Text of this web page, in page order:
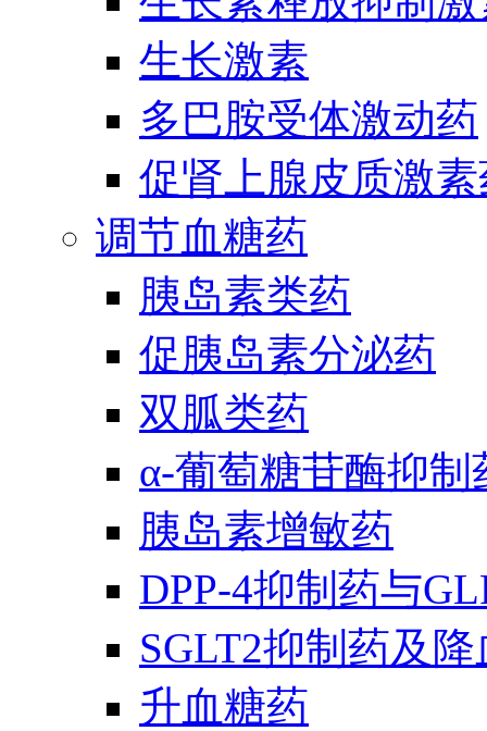
生长激素
多巴胺受体激动药
促肾上腺皮质激
调节血糖药
胰岛素类药
促胰岛素分泌药
双胍类药
α-葡萄糖苷酶抑制
胰岛素增敏药
DPP-4抑制药与
SGLT2抑制药及
升血糖药